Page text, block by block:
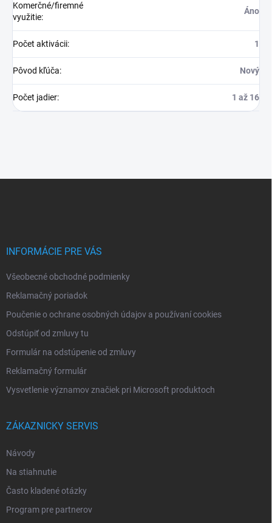
Komerčné/firemné
využitie:
Áno
Počet aktivácii: 1
Pôvod kľúča: Nový
Počet jadier: 1 až 16
INFORMÁCIE PRE VÁS
Všeobecné obchodné podmienky
Reklamačný poriadok
Poučenie o ochrane osobných údajov a používaní cookies
Odstúpiť od zmluvy tu
Formulár na odstúpenie od zmluvy
Reklamačný formulár
Vysvetlenie významov značiek pri Microsoft produktoch
ZÁKAZNICKY SERVIS
Návody
Na stiahnutie
Často kladené otázky
Program pre partnerov